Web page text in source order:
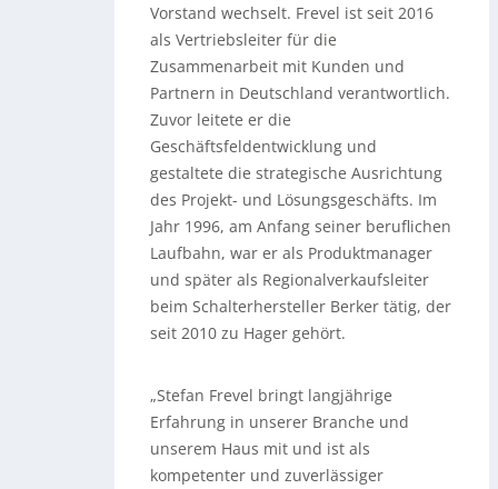
Vorstand wechselt. Frevel ist seit 2016
als Vertriebsleiter für die
Zusammenarbeit mit Kunden und
Partnern in Deutschland verantwortlich.
Zuvor leitete er die
Geschäftsfeldentwicklung und
gestaltete die strategische Ausrichtung
des Projekt- und Lösungsgeschäfts. Im
Jahr 1996, am Anfang seiner beruflichen
Laufbahn, war er als Produktmanager
und später als Regionalverkaufsleiter
beim Schalterhersteller Berker tätig, der
seit 2010 zu Hager gehört.
„Stefan Frevel bringt langjährige
Erfahrung in unserer Branche und
unserem Haus mit und ist als
kompetenter und zuverlässiger